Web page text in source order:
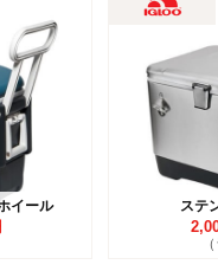
イール ステ